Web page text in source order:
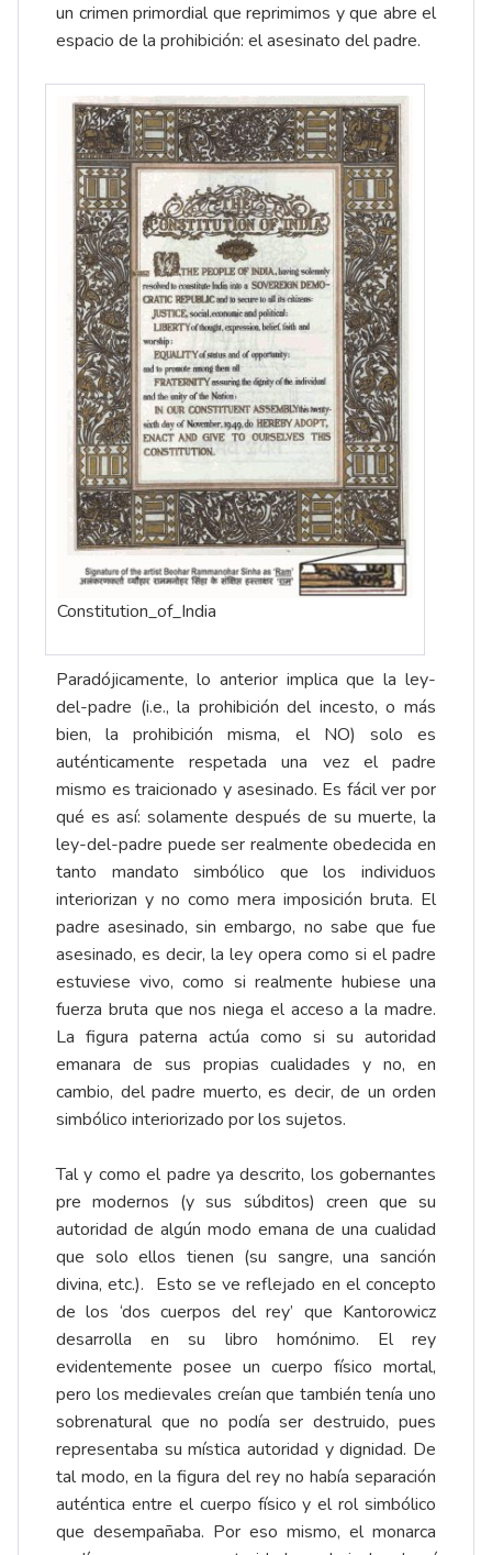
un crimen primordial que reprimimos y que abre el
espacio de la prohibición: el asesinato del padre.
Constitution_of_India
Paradójicamente, lo anterior implica que la ley-
del-padre (i.e., la prohibición del incesto, o más
bien, la prohibición misma, el NO) solo es
auténticamente respetada una vez el padre
mismo es traicionado y asesinado. Es fácil ver por
qué es así: solamente después de su muerte, la
ley-del-padre puede ser realmente obedecida en
tanto mandato simbólico que los individuos
interiorizan y no como mera imposición bruta. El
padre asesinado, sin embargo, no sabe que fue
asesinado, es decir, la ley opera como si el padre
estuviese vivo, como si realmente hubiese una
fuerza bruta que nos niega el acceso a la madre.
La figura paterna actúa como si su autoridad
emanara de sus propias cualidades y no, en
cambio, del padre muerto, es decir, de un orden
simbólico interiorizado por los sujetos.
Tal y como el padre ya descrito, los gobernantes
pre modernos (y sus súbditos) creen que su
autoridad de algún modo emana de una cualidad
que solo ellos tienen (su sangre, una sanción
divina, etc.). Esto se ve reflejado en el concepto
de los ‘dos cuerpos del rey’ que Kantorowicz
desarrolla en su libro homónimo. El rey
evidentemente posee un cuerpo físico mortal,
pero los medievales creían que también tenía uno
sobrenatural que no podía ser destruido, pues
representaba su mística autoridad y dignidad. De
tal modo, en la figura del rey no había separación
auténtica entre el cuerpo físico y el rol simbólico
que desempañaba. Por eso mismo, el monarca